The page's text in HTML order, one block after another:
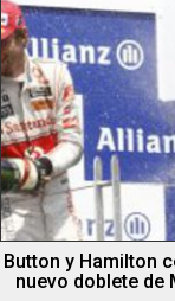
Button y Hamilton
nuevo doblete de